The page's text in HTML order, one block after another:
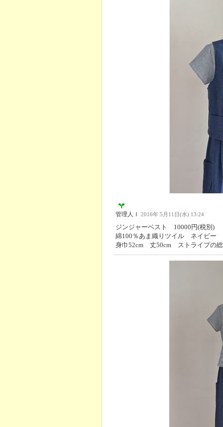
管理人Ｉ 2016年 5月11日(水) 13:24
ジンジャーベスト 10000円(税別)
綿100％あま織りツイル ネイビー
身巾52cm 丈50cm ストライプの